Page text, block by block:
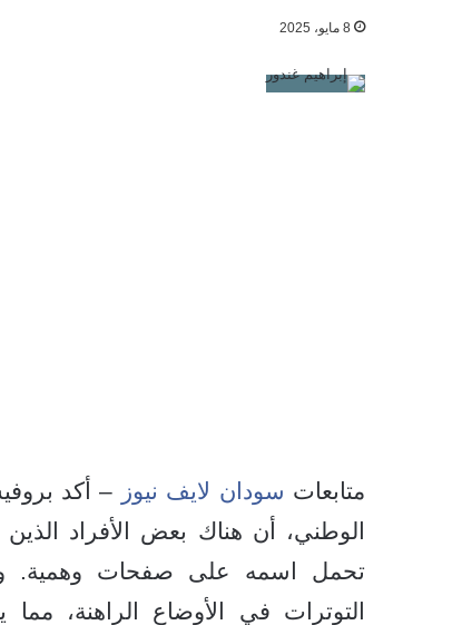
8 مايو، 2025
متابعات سودان لايف نيوز
– أكد
الوطني، أن هناك بعض الأفراد
تحمل اسمه على صفحات وهمية.
التوترات في الأوضاع الراهنة،